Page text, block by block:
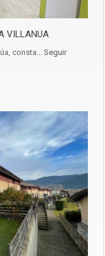
VILLANUA
consta… Seguir